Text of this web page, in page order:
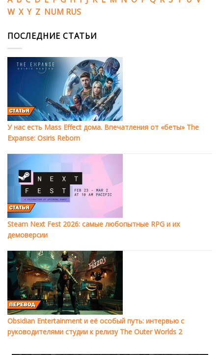
W X Y Z NUM RUS
ПОСЛЕДНИЕ СТАТЬИ
У нас есть Mass Effect дома. Впечатления от «беты» The
Expanse: Osiris Reborn
Steam Next Fest 2026: самые любопытные RPG и их
демоверсии
Obsidian Entertainment и её особый путь: интервью с
руководителями студии к релизу The Outer Worlds 2